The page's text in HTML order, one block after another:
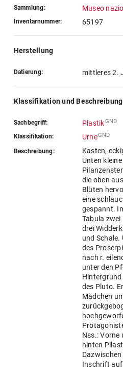
Sammlung: Museo
Inventarnummer: 65197
Herstellung
Datierung: mittleres 2.
Klassifikation und Beschreibung
Sachbegriff: PlastikGND
Klassifikation: UrneGND
Beschreibung:
Kasten,
Unten
die oben
Blüten
eine
gespannt.
Tabula
drei
und Schale.
des
nach r.
unter den
des Pluto.
Mädchen
Nss.: Vorne
hinten
Inschrift